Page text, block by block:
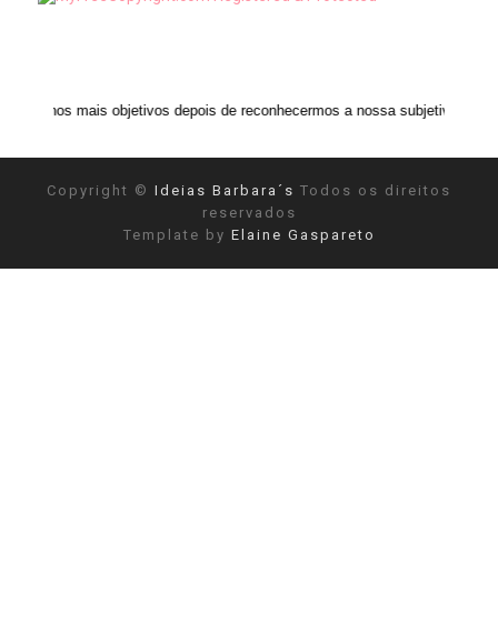
objetivos depois de reconhecermos a nossa subjetividade." ANAIS NIN
Copyright © Ideias Barbara´s Todos os direitos
reservados
Template by Elaine Gaspareto